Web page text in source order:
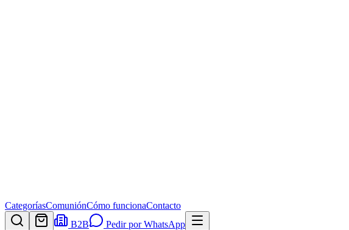
CategoríasComuniónCómo funcionaContacto
B2B
Pedir por WhatsApp